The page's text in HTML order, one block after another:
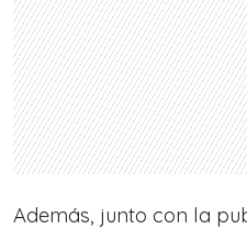
Además, junto con la